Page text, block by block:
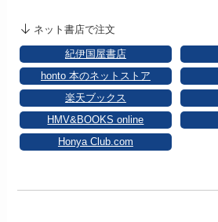
ネット書店で注文
紀伊国屋書店
honto 本のネットストア
楽天ブックス
HMV&BOOKS online
Honya Club.com